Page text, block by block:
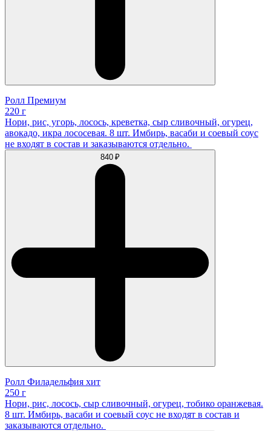
Ролл Премиум
220 г
Нори, рис, угорь, лосось, креветка, сыр сливочный, огурец,
авокадо, икра лососевая. 8 шт. Имбирь, васаби и соевый соус
не входят в состав и заказываются отдельно.
840 ₽
Ролл Филадельфия хит
250 г
Нори, рис, лосось, сыр сливочный, огурец, тобико оранжевая.
8 шт. Имбирь, васаби и соевый соус не входят в состав и
заказываются отдельно.